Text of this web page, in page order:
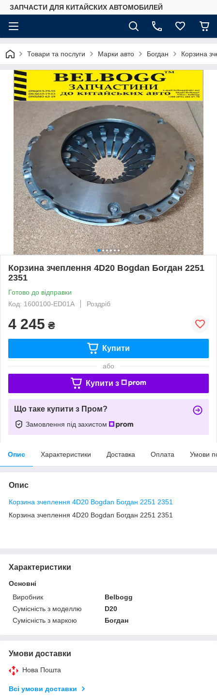
ЗАПЧАСТИ ДЛЯ КИТАЙСКИХ АВТОМОБИЛЕЙ
Товари та послуги Марки авто Богдан Корзина
Корзина зчеплення 4D20 Bogdan Богдан 2251
2351
Готово до відправки
Код: 1600100-ED01A
Роздріб
4 245 ₴
Купити
або
Купити з
Що таке купити з Пром?
Замовлення під захистом
Опис Характеристики Доставка Оплата Умови
Опис
Корзина зчеплення 4D20 Bogdan Богдан 2251 2351
Корзина зчеплення 4D20 Bogdan Богдан 2251 2351
Характеристики
Основні
Виробник
Belbogg
Сумісність з моделлю
D20
Сумісність з маркою
Богдан
Умови доставки
Нова Пошта
Всі умови доставки